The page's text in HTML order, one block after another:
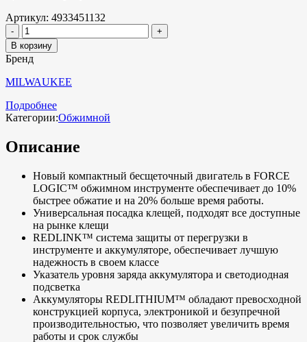
Артикул: 4933451132
В корзину
Бренд
MILWAUKEE
Подробнее
Категории:Обжимной
Описание
Новый компактный бесщеточный двигатель в FORCE
LOGIC™ обжимном инструменте обеспечивает до 10%
быстрее обжатие и на 20% больше время работы.
Универсальная посадка клещей, подходят все доступные
на рынке клещи
REDLINK™ система защиты от перегрузки в
инструменте и аккумуляторе, обеспечивает лучшую
надежность в своем классе
Указатель уровня заряда аккумулятора и светодиодная
подсветка
Аккумуляторы REDLITHIUM™ обладают превосходной
конструкцией корпуса, электроникой и безупречной
производительностью, что позволяет увеличить время
работы и срок службы